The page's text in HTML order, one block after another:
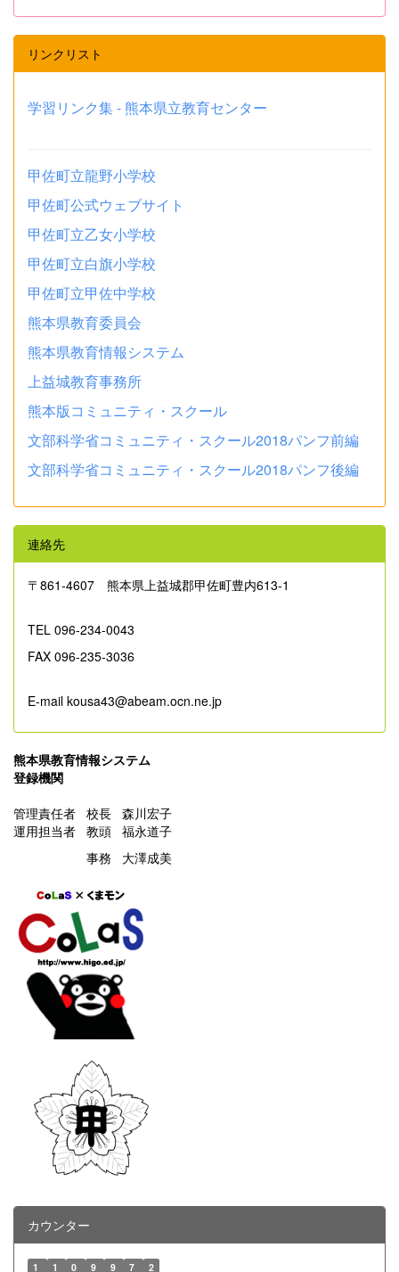
リンクリスト
学習リンク集 - 熊本県立教育センター
甲佐町立龍野小学校
甲佐町公式ウェブサイト
甲佐町立乙女小学校
甲佐町立白旗小学校
甲佐町立甲佐中学校
熊本県教育委員会
熊本県教育情報システム
上益城教育事務所
熊本版コミュニティ・スクール
文部科学省コミュニティ・スクール2018パンフ前編
文部科学省コミュニティ・スクール2018パンフ後編
連絡先
〒861‐4607 熊本県上益城郡甲佐町豊内613-1
TEL 096-234-0043
FAX 096-235-3036
E-mail kousa43@abeam.ocn.ne.jp
熊本県教育情報システム
登録機関
管理責任者 校長 森川宏子
運用担当者 教頭 福永道子
事務 大澤成美
カウンター
1 1 0 9 9 7 2